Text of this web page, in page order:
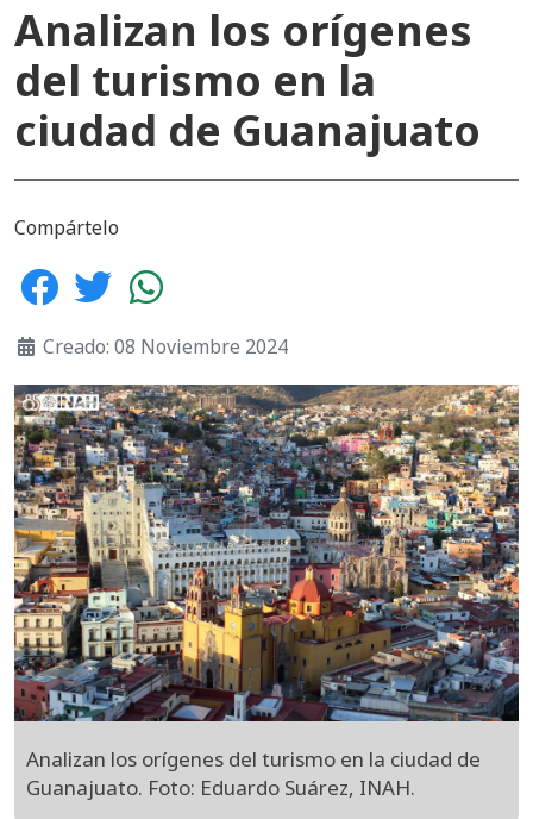
Analizan los orígenes
del turismo en la
ciudad de Guanajuato
Compártelo
Creado: 08 Noviembre 2024
Analizan los orígenes del turismo en la ciudad de
Guanajuato. Foto: Eduardo Suárez, INAH.